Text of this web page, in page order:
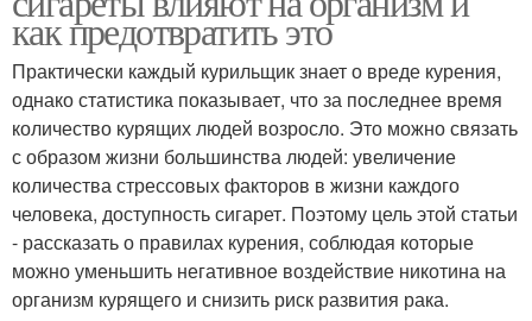
как предотвратить это
Практически каждый курильщик знает о вреде курения,
однако статистика показывает, что за последнее время
количество курящих людей возросло. Это можно связать
с образом жизни большинства людей: увеличение
количества стрессовых факторов в жизни каждого
человека, доступность сигарет. Поэтому цель этой статьи
- рассказать о правилах курения, соблюдая которые
можно уменьшить негативное воздействие никотина на
организм курящего и снизить риск развития рака.